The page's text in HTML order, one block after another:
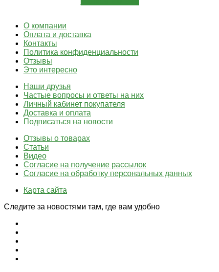
О компании
Оплата и доставка
Контакты
Политика конфиденциальности
Отзывы
Это интересно
Наши друзья
Частые вопросы и ответы на них
Личный кабинет покупателя
Доставка и оплата
Подписаться на новости
Отзывы о товарах
Статьи
Видео
Согласие на получение рассылок
Согласие на обработку персональных данных
Карта сайта
Следите за новостями там, где вам удобно